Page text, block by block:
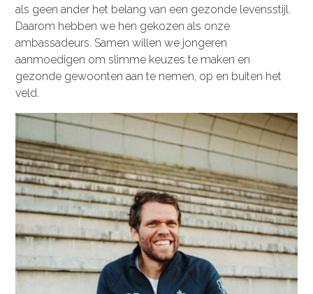
als geen ander het belang van een gezonde levensstijl.
Daarom hebben we hen gekozen als onze
ambassadeurs. Samen willen we jongeren
aanmoedigen om slimme keuzes te maken en
gezonde gewoonten aan te nemen, op en buiten het
veld.